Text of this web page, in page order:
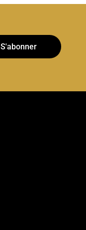
S'abonner